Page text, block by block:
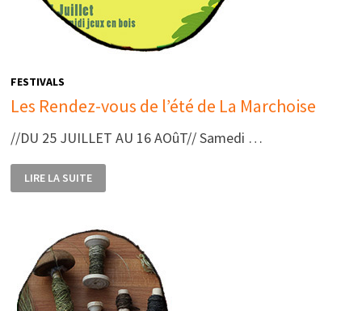
FESTIVALS
Les Rendez-vous de l’été de La Marchoise
//DU 25 JUILLET AU 16 AOûT// Samedi …
LES
RENDEZ-
VOUS
MARCHOISE
LIRE LA SUITE